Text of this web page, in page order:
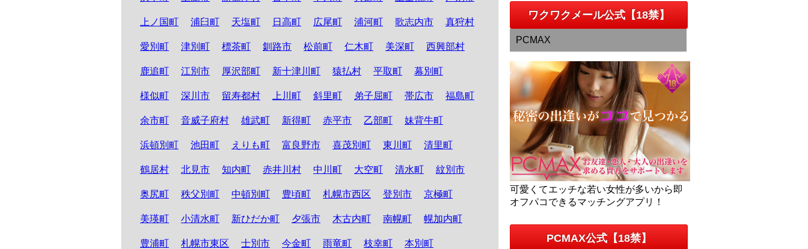
上ノ国町 浦臼町 天塩町 日高町 広尾町 浦河町 歌志内市 真狩村
愛別町 津別町 標茶町 釧路市 松前町 仁木町 美深町 西興部村
鹿追町 江別市 厚沢部町 新十津川町 猿払村 平取町 幕別町
様似町 深川市 留寿都村 上川町 斜里町 弟子屈町 帯広市 福島町
余市町 音威子府村 雄武町 新得町 赤平市 乙部町 妹背牛町
浜頓別町 池田町 えりも町 富良野市 喜茂別町 東川町 清里町
鶴居村 北見市 知内町 赤井川村 中川町 大空町 清水町 紋別市
奥尻町 秩父別町 中頓別町 豊頃町 札幌市西区 登別市 京極町
美瑛町 小清水町 新ひだか町 夕張市 木古内町 南幌町 幌加内町
豊浦町 札幌市東区 士別市 今金町 雨竜町 枝幸町 本別町
ワクワクメール公式【18禁】
PCMAX
可愛くてエッチな若い女性が多いから即
オフパコできるマッチングアプリ！
PCMAX公式【18禁】